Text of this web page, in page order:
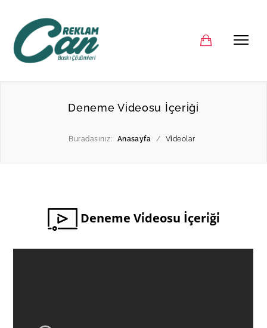
Deneme Vi̇deosu İçeri̇ği̇
Buradasınız: Anasayfa / Vi̇deolar
Deneme Vi̇deosu İçeri̇ği̇